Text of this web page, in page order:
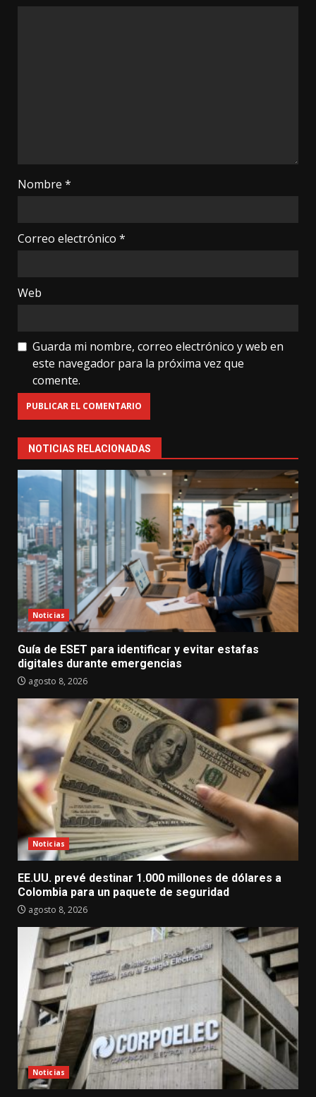
Nombre *
Correo electrónico *
Web
Guarda mi nombre, correo electrónico y web en
este navegador para la próxima vez que
comente.
NOTICIAS RELACIONADAS
Noticias
Guía de ESET para identificar y evitar estafas
digitales durante emergencias
agosto 8, 2026
Noticias
EE.UU. prevé destinar 1.000 millones de dólares a
Colombia para un paquete de seguridad
agosto 8, 2026
Noticias